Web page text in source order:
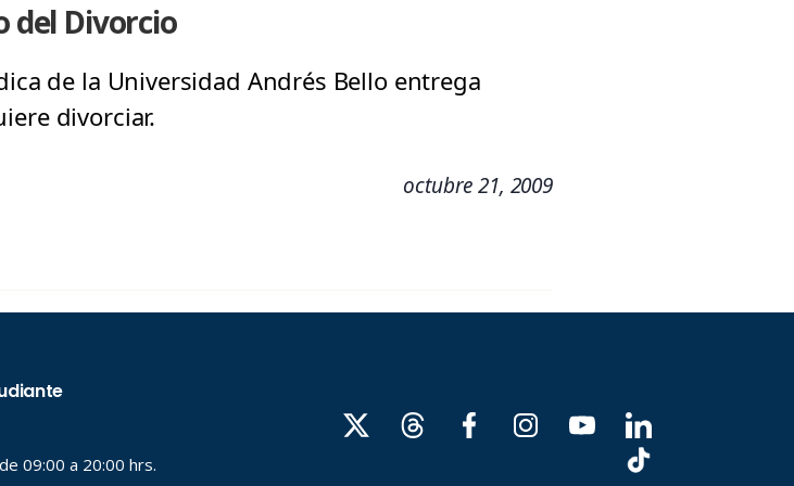
del Divorcio
de la Universidad Andrés Bello entrega
divorciar.
octubre 21, 2009